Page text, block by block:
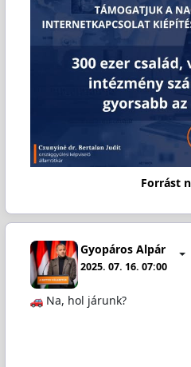
Forrást
Gyopáros Alpár
2025. 07. 16. 07:00
Na, hol járunk?